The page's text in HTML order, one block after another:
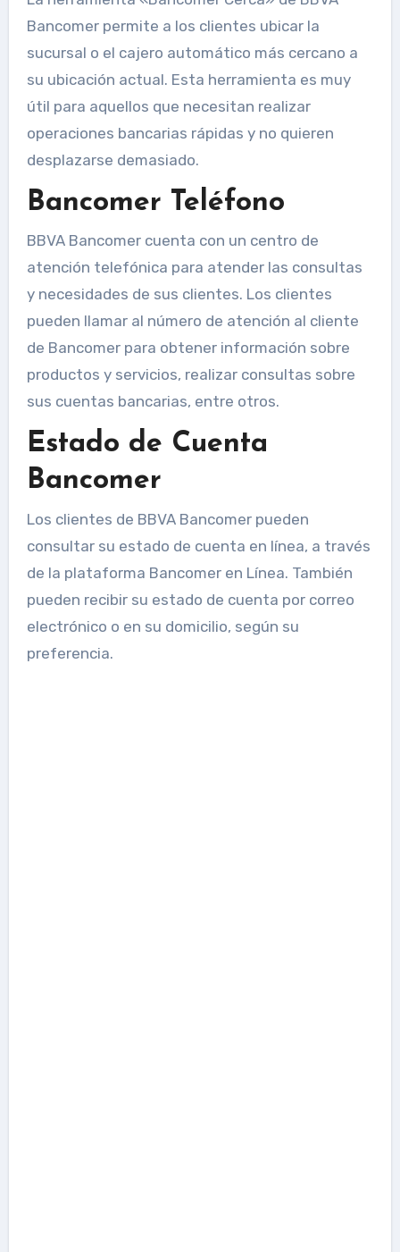
Bancomer permite a los clientes ubicar la
sucursal o el cajero automático más cercano a
su ubicación actual. Esta herramienta es muy
útil para aquellos que necesitan realizar
operaciones bancarias rápidas y no quieren
desplazarse demasiado.
Bancomer Teléfono
BBVA Bancomer cuenta con un centro de
atención telefónica para atender las consultas
y necesidades de sus clientes. Los clientes
pueden llamar al número de atención al cliente
de Bancomer para obtener información sobre
productos y servicios, realizar consultas sobre
sus cuentas bancarias, entre otros.
Estado de Cuenta
Bancomer
Los clientes de BBVA Bancomer pueden
consultar su estado de cuenta en línea, a través
de la plataforma Bancomer en Línea. También
pueden recibir su estado de cuenta por correo
electrónico o en su domicilio, según su
preferencia.